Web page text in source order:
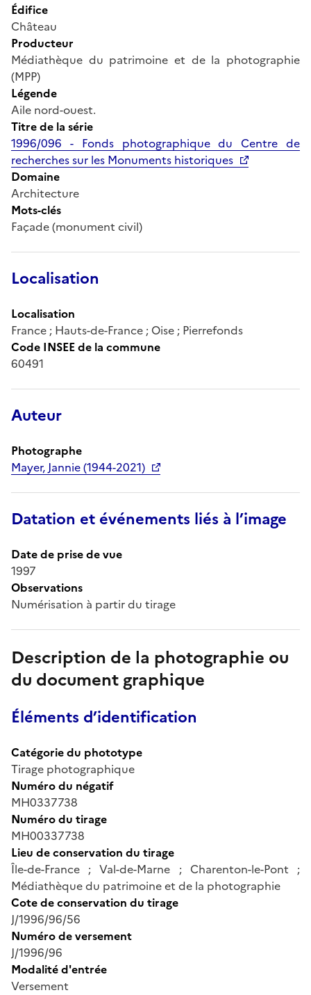
Édifice
Château
Producteur
Médiathèque du patrimoine et de la photographie
(MPP)
Légende
Aile nord-ouest.
Titre de la série
1996/096 - Fonds photographique du Centre de
recherches sur les Monuments historiques
Domaine
Architecture
Mots-clés
Façade (monument civil)
Localisation
Localisation
France ; Hauts-de-France ; Oise ; Pierrefonds
Code INSEE de la commune
60491
Auteur
Photographe
Mayer, Jannie (1944-2021)
Datation et événements liés à l’image
Date de prise de vue
1997
Observations
Numérisation à partir du tirage
Description de la photographie ou
du document graphique
Éléments d’identification
Catégorie du phototype
Tirage photographique
Numéro du négatif
MH0337738
Numéro du tirage
MH00337738
Lieu de conservation du tirage
Île-de-France ; Val-de-Marne ; Charenton-le-Pont ;
Médiathèque du patrimoine et de la photographie
Cote de conservation du tirage
J/1996/96/56
Numéro de versement
J/1996/96
Modalité d'entrée
Versement